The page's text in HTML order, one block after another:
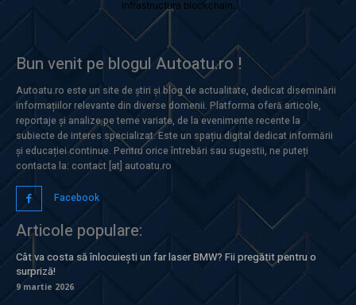
infrastructura blockchain.
Bun venit pe blogul Autoatu.ro !
Autoatu.ro este un site de știri și blog de actualitate, dedicat diseminării
informațiilor relevante din diverse domenii. Platforma oferă articole,
reportaje și analize pe teme variate, de la evenimente recente la
subiecte de interes specializat. Este un spațiu digital dedicat informării
și educației continue. Pentru orice întrebări sau sugestii, ne puteți
contacta la: contact [at] autoatu.ro
Facebook
Articole populare:
Cât va costa să înlocuiești un far laser BMW? Fii pregătit pentru o
surpriză!
9 martie 2026